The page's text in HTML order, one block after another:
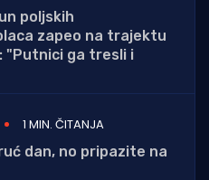
poljskih
zapeo na trajektu
"Putnici ga tresli i
1 MIN. ČITANJA
dan, no pripazite na